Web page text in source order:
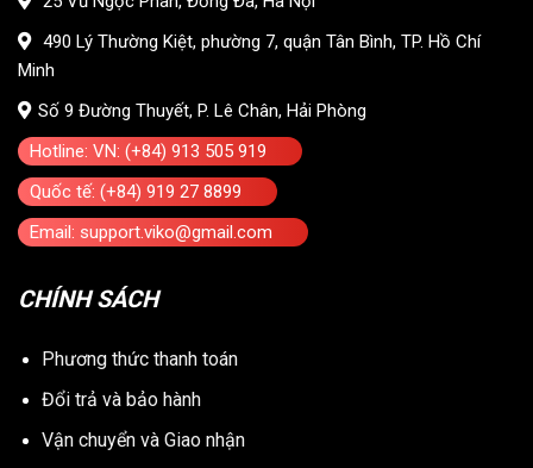
490 Lý Thường Kiệt, phường 7, quận Tân Bình, TP. Hồ Chí
Minh
Số 9 Đường Thuyết, P. Lê Chân, Hải Phòng
Hotline: VN: (+84) 913 505 919
Quốc tế: (+84) 919 27 8899
Email: support.viko@gmail.com
CHÍNH SÁCH
Phương thức thanh toán
Đổi trả và bảo hành
Vận chuyển và Giao nhận